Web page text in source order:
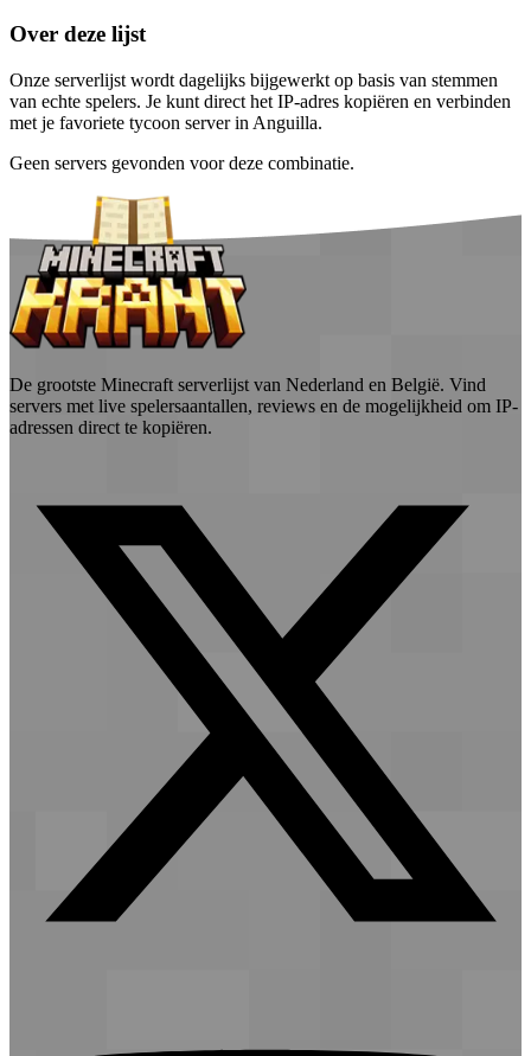
Over deze lijst
Onze serverlijst wordt dagelijks bijgewerkt op basis van stemmen
van echte spelers. Je kunt direct het IP-adres kopiëren en verbinden
met je favoriete tycoon server in Anguilla.
Geen servers gevonden voor deze combinatie.
De grootste Minecraft serverlijst van Nederland en België. Vind
servers met live spelersaantallen, reviews en de mogelijkheid om IP-
adressen direct te kopiëren.